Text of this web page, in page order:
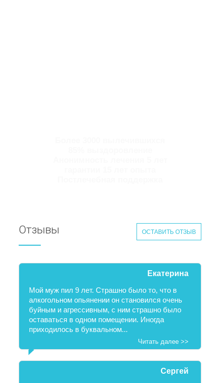
Отзывы ОСТАВИТЬ ОТЗЫВ
Екатерина
Мой муж пил 9 лет. Страшно было то, что в
алкогольном опьянении он становился очень
буйным и агрессивным, с ним страшно было
оставаться в одном помещении. Иногда
приходилось в буквальном...
Читать далее >>
Сергей